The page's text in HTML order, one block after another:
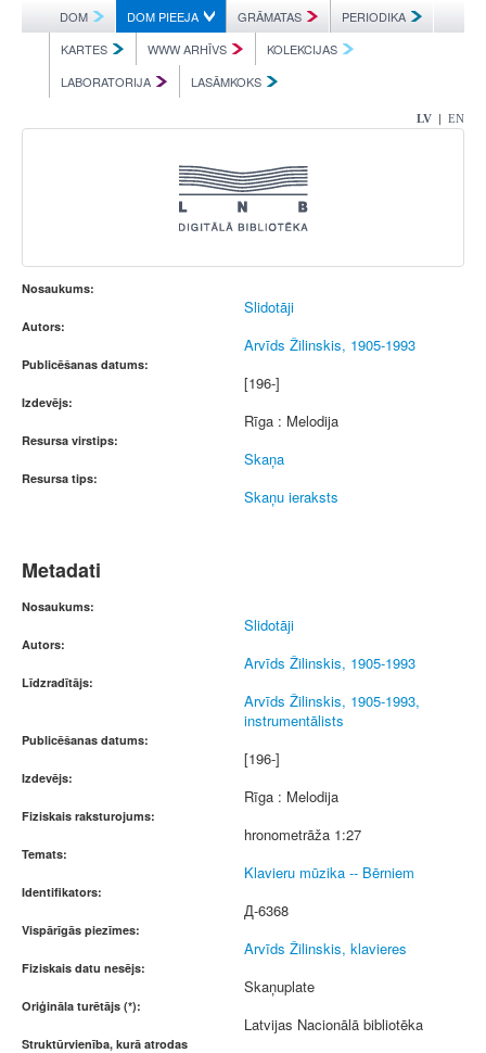
DOM DOM PIEEJA GRĀMATAS
PERIODIKA
KARTES
WWW ARHĪVS
KOLEKCIJAS
LABORATORIJA
LASĀMKOKS
LV | EN
Nosaukums:
Slidotāji
Autors:
Arvīds Žilinskis, 1905-1993
Publicēšanas datums:
[196-]
Izdevējs:
Rīga : Melodija
Resursa virstips:
Skaņa
Resursa tips:
Skaņu ieraksts
Metadati
Nosaukums:
Slidotāji
Autors:
Arvīds Žilinskis, 1905-1993
Līdzradītājs:
Arvīds Žilinskis, 1905-1993,
instrumentālists
Publicēšanas datums:
[196-]
Izdevējs:
Rīga : Melodija
Fiziskais raksturojums:
hronometrāža 1:27
Temats:
Klavieru mūzika -- Bērniem
Identifikators:
Д-6368
Vispārīgās piezīmes:
Arvīds Žilinskis, klavieres
Fiziskais datu nesējs:
Skaņuplate
Oriģināla turētājs (*):
Latvijas Nacionālā bibliotēka
Struktūrvienība, kurā atrodas